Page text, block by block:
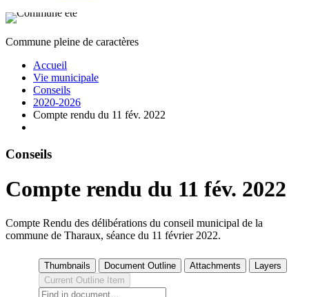
Commune pleine de caractères
Accueil
Vie municipale
Conseils
2020-2026
Compte rendu du 11 fév. 2022
Conseils
Compte rendu du 11 fév. 2022
Compte Rendu des délibérations du conseil municipal de la
commune de Tharaux, séance du 11 février 2022.